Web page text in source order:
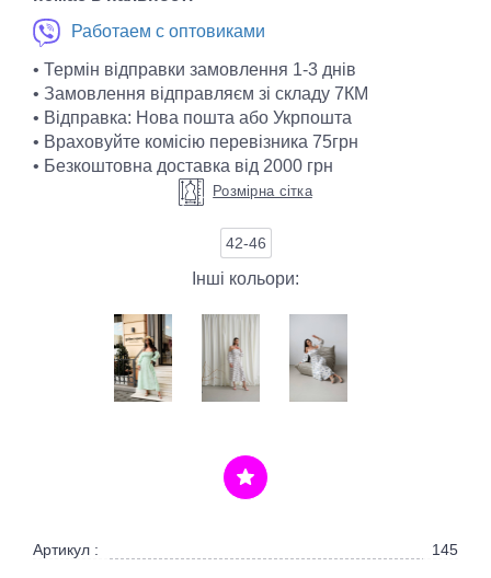
Работаем с оптовиками
• Термін відправки замовлення 1-3 днів
• Замовлення відправляєм зі складу 7КМ
• Відправка: Нова пошта або Укрпошта
• Враховуйте комісію перевізника 75грн
• Безкоштовна доставка від 2000 грн
Розмірна сітка
42-46
Інші кольори:
Артикул : 145